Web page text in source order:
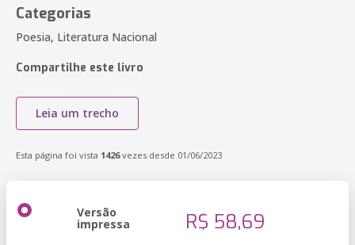
Categorias
Poesia, Literatura Nacional
Compartilhe este livro
Leia um trecho
Esta página foi vista 1426vezes desde 01/06/2023
Versão
impressa R$ 58,69